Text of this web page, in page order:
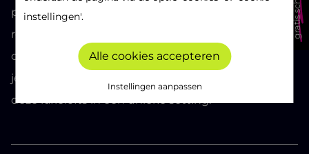
instellingen'.
Alle cookies accepteren
Instellingen aanpassen
publiek. Een persmoment werd gehouden en
reeds de eerste geïnteresseerden kwamen langs
om kennis te maken met het project. Vanaf nu kan
je bij habicom terecht voor alle informatie rondom
deze luxelofts in een unieke setting.